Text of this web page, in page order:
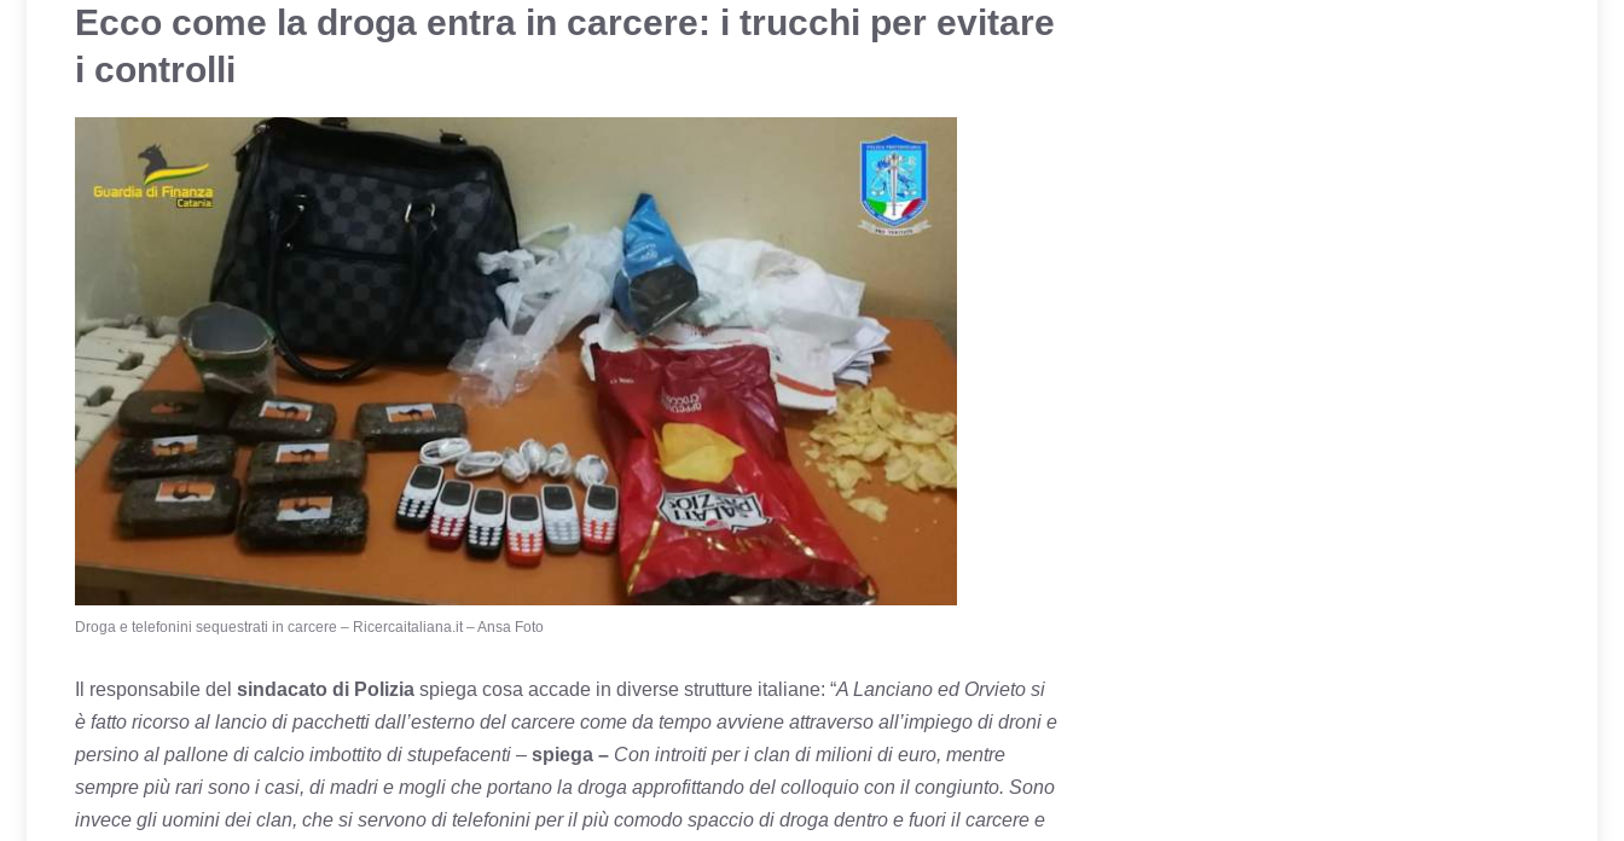
Ecco come la droga entra in carcere: i trucchi per evitare
i controlli
Droga e telefonini sequestrati in carcere – Ricercaitaliana.it – Ansa Foto
Il responsabile del sindacato di Polizia spiega cosa accade in diverse strutture italiane: “A Lanciano ed Orvieto si
è fatto ricorso al lancio di pacchetti dall’esterno del carcere come da tempo avviene attraverso all’impiego di droni e
persino al pallone di calcio imbottito di stupefacenti – spiega – Con introiti per i clan di milioni di euro, mentre
sempre più rari sono i casi, di madri e mogli che portano la droga approfittando del colloquio con il congiunto. Sono
invece gli uomini dei clan, che si servono di telefonini per il più comodo spaccio di droga dentro e fuori il carcere e